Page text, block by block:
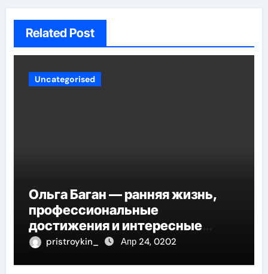
Related Post
Uncategorised
Ольга Баган — ранняя жизнь,
профессиональные
достижения и интересные
факты
pristroykin_ Апр 24, 0202